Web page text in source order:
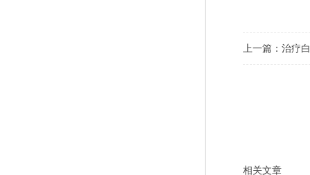
上一篇： 治疗
相关文章